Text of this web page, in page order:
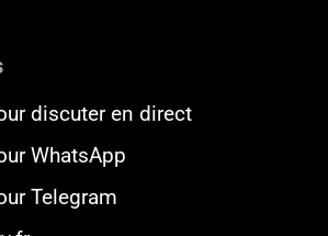
discuter en direct
WhatsApp
Telegram